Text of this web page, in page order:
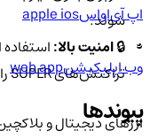
شوند.
🔒امنیت بالا:استفاده
تراکنش‌های SUPER را تضمین می‌کند.
ارزهای دیجیتال و
اپ آی‌او‌اسapple ios
وب اپلیکیشنweb app
پیوندها